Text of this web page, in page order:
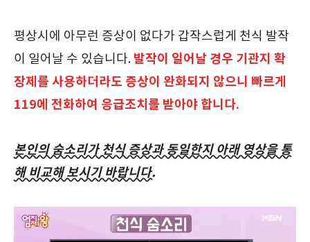
평상시에 아무런 증상이 없다가 갑작스럽게 천식 발작
이 일어날 수 있습니다. 발작이 일어날 경우 기관지 확
장제를 사용하더라도 증상이 완화되지 않으니 빠르게
119에 전화하여 응급조치를 받아야 합니다.
본인의 숨소리가 천식 증상과 동일한지 아래 영상을 통
해 비교해 보시기 바랍니다.